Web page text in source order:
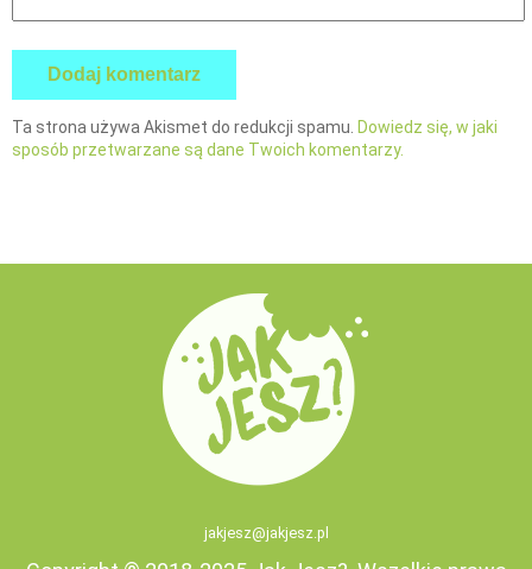
Ta strona używa Akismet do redukcji spamu. Dowiedz się, w jaki
sposób przetwarzane są dane Twoich komentarzy.
jakjesz@jakjesz.pl